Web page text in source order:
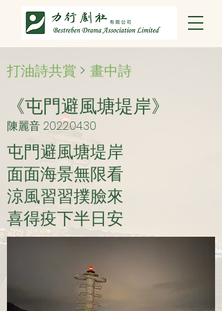
打油詩共賞 > 畫中詩
《屯門避風塘堤岸》
陳麗音2022.04.30
屯門避風塘堤岸
面面海景無限看
涼風習習撲臉來
喜得疫下半日安